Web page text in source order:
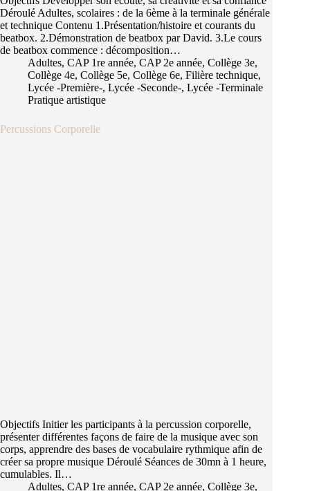
Déroulé Adultes, scolaires : de la 6ème à la terminale générale
et technique Contenu 1.Présentation/histoire et courants du
beatbox. 2.Démonstration de beatbox par David. 3.Le cours
de beatbox commence : décomposition…
Adultes, CAP 1re année, CAP 2e année, Collège 3e,
Collège 4e, Collège 5e, Collège 6e, Filière technique,
Lycée -Première-, Lycée -Seconde-, Lycée -Terminale
Pratique artistique
Percussions Corporelle
Objectifs Initier les participants à la percussion corporelle,
présenter différentes façons de faire de la musique avec son
corps, apprendre des bases de vocabulaire rythmique afin de
créer sa propre musique Déroulé Séances de 30mn à 1 heure,
cumulables. Il…
Adultes, CAP 1re année, CAP 2e année, Collège 3e,